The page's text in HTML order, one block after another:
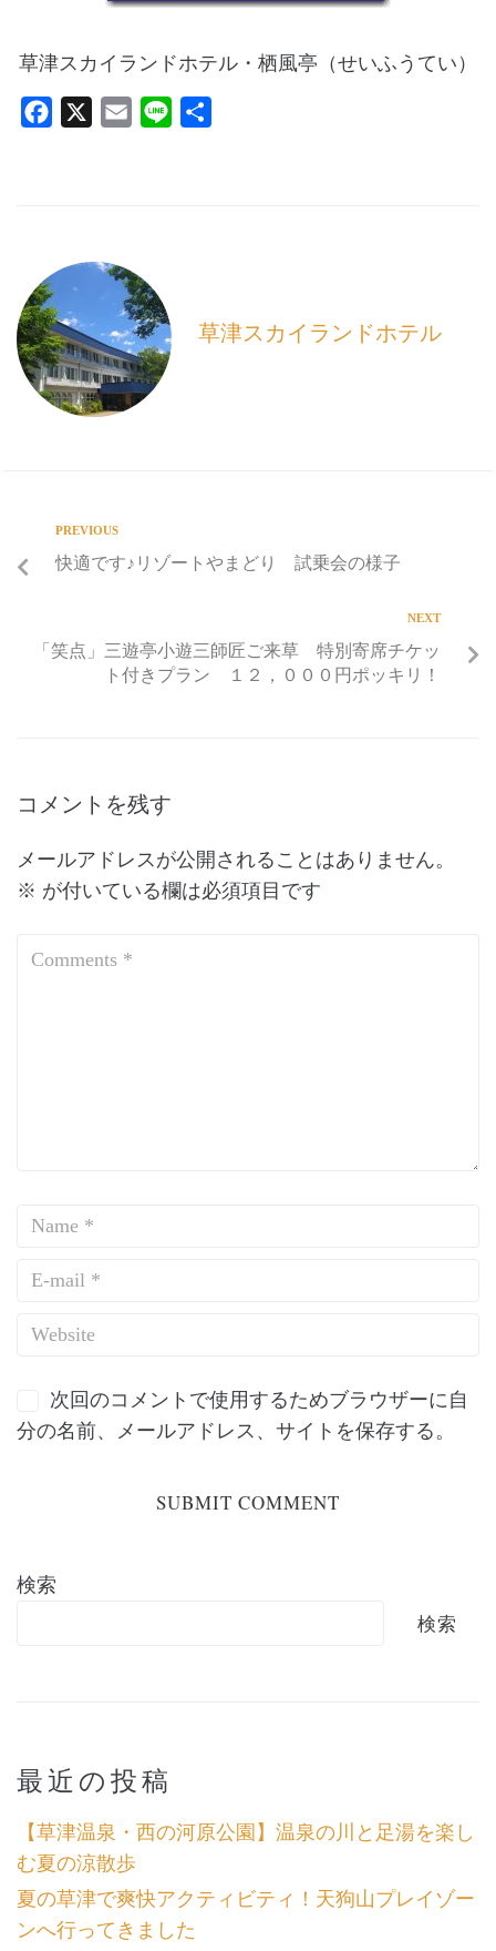
草津スカイランドホテル・栖風亭（せいふうてい）
o
o
k
草津スカイランドホテル
PREVIOUS
快適です♪リゾートやまどり 試乗会の様子
NEXT
「笑点」三遊亭小遊三師匠ご来草 特別寄席チケッ
ト付きプラン １２，０００円ポッキリ！
コメントを残す
メールアドレスが公開されることはありません。
※ が付いている欄は必須項目です
次回のコメントで使用するためブラウザーに自
分の名前、メールアドレス、サイトを保存する。
検索
検索
最近の投稿
【草津温泉・西の河原公園】温泉の川と足湯を楽し
む夏の涼散歩
夏の草津で爽快アクティビティ！天狗山プレイゾー
ンへ行ってきました